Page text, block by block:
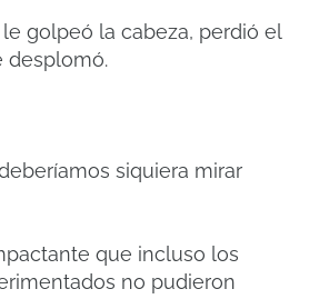
golpeó la cabeza, perdió el
desplomó.
siquiera mirar
que incluso los
no pudieron